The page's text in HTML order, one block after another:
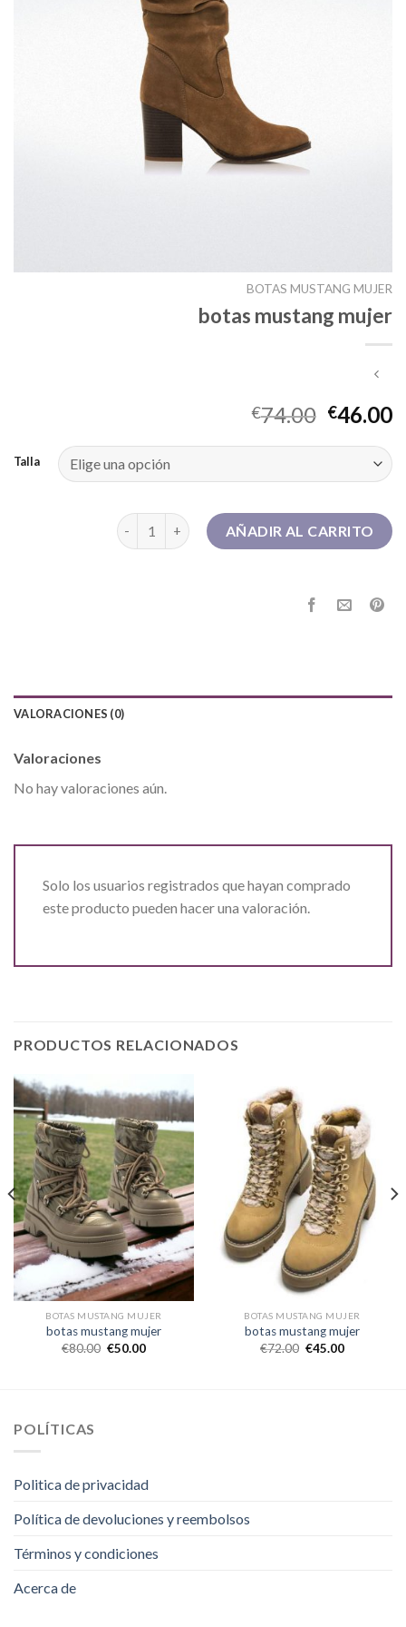
BOTAS MUSTANG MUJER
botas mustang mujer
€74.00 €46.00
Talla
botas mustang mujer cantidadAÑADIR AL CARRITO
VALORACIONES (0)
Valoraciones
No hay valoraciones aún.
Solo los usuarios registrados que hayan comprado
este producto pueden hacer una valoración.
PRODUCTOS RELACIONADOS
BOTAS MUSTANG MUJER
botas mustang mujer
€80.00 €50.00
BOTAS MUSTANG MUJER
botas mustang mujer
€72.00 €45.00
POLÍTICAS
Politica de privacidad
Política de devoluciones y reembolsos
Términos y condiciones
Acerca de